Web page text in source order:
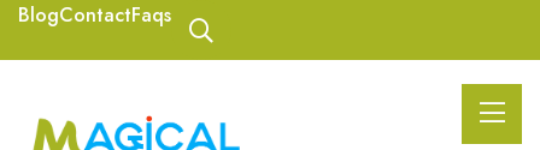
BlogContactFaqs